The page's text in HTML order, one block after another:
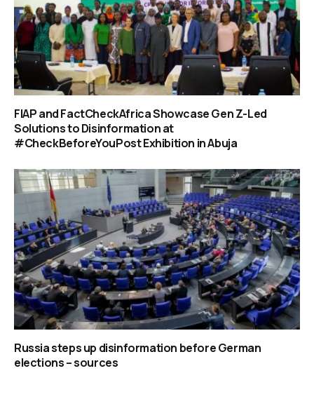
FIAP and FactCheckAfrica Showcase Gen Z-Led
Solutions to Disinformation at
#CheckBeforeYouPost Exhibition in Abuja
Russia steps up disinformation before German
elections – sources